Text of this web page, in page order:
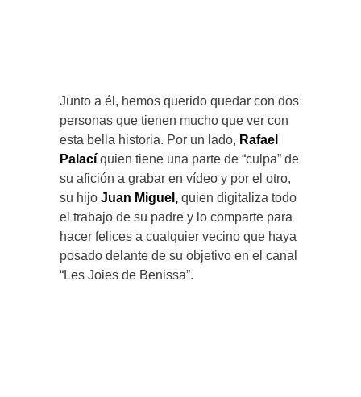
Junto a él, hemos querido quedar con dos
personas que tienen mucho que ver con
esta bella historia. Por un lado, Rafael
Palací quien tiene una parte de “culpa” de
su afición a grabar en vídeo y por el otro,
su hijo Juan Miguel, quien digitaliza todo
el trabajo de su padre y lo comparte para
hacer felices a cualquier vecino que haya
posado delante de su objetivo en el canal
“Les Joies de Benissa”.